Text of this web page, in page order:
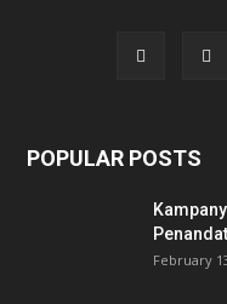
POPULAR POSTS
February